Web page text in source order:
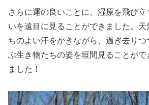
さらに運の良いことに、湿原を飛び
いを遠目に見ることができました。
ちのよい汗をかきながら、過ぎ去り
ぶ生き物たちの姿を垣間見ることがで
ました！